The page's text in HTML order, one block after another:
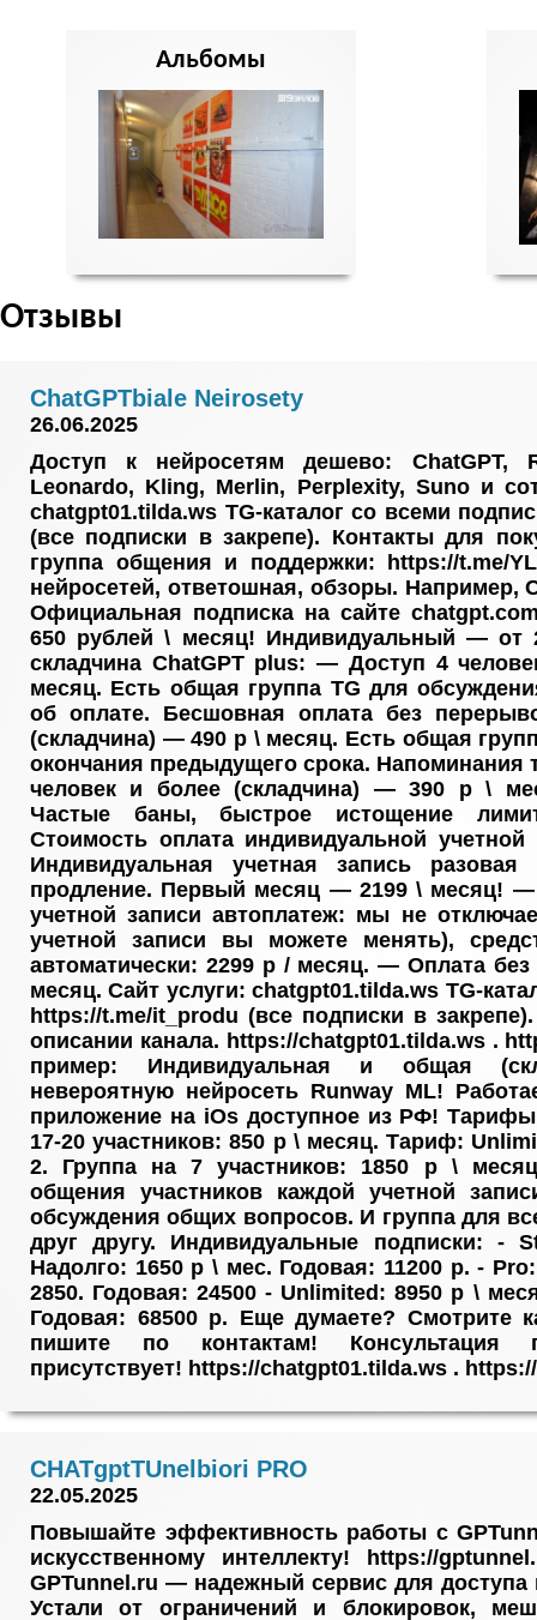
Альбомы
Отзывы
ChatGPTbiale Neirosety
26.06.2025
Доступ к нейросетям дешево: ChatGPT,
Leonardo, Kling, Merlin, Perplexity, Suno и
chatgpt01.tilda.ws TG-каталог со всеми
(все подписки в закрепе). Контакты для
группа общения и поддержки: https://t.me/
нейросетей, ответошная, обзоры. Например,
Официальная подписка на сайте
650 рублей \ месяц! Индивидуальный — от
складчина ChatGPT plus: — Доступ 4
месяц. Есть общая группа TG для
об оплате. Бесшовная оплата без
(складчина) — 490 р \ месяц. Есть общая
окончания предыдущего срока. Напоминания
человек и более (складчина) — 390 р \
Частые баны, быстрое истощение
Стоимость оплата индивидуальной
Индивидуальная учетная запись
продление. Первый месяц — 2199 \ месяц! —
учетной записи автоплатеж: мы не
учетной записи вы можете менять),
автоматически: 2299 р / месяц. — Оплата без
месяц. Сайт услуги: chatgpt01.tilda.ws TG-
https://t.me/it_produ (все подписки в
описании канала. https://chatgpt01.tilda.ws .
пример: Индивидуальная и общая
невероятную нейросеть Runway ML!
приложение на iOs доступное из РФ!
17-20 участников: 850 р \ месяц. Тариф:
2. Группа на 7 участников: 1850 р \
общения участников каждой учетной
обсуждения общих вопросов. И группа для
друг другу. Индивидуальные подписки: -
Надолго: 1650 р \ мес. Годовая: 11200 р. -
2850. Годовая: 24500 - Unlimited: 8950 р \
Годовая: 68500 р. Еще думаете? Смотрите
пишите по контактам! Консультация
присутствует! https://chatgpt01.tilda.ws .
CHATgptTUnelbiori PRO
22.05.2025
Повышайте эффективность работы с
искусственному интеллекту! https://
GPTunnel.ru — надежный сервис для
Устали от ограничений и блокировок,